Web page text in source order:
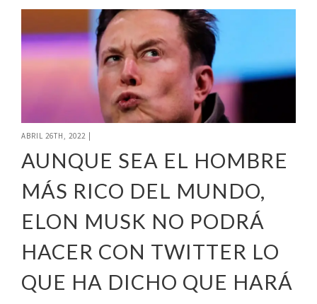
ABRIL 26TH, 2022
AUNQUE SEA EL HOMBRE
MÁS RICO DEL MUNDO,
ELON MUSK NO PODRÁ
HACER CON TWITTER LO
QUE HA DICHO QUE HARÁ